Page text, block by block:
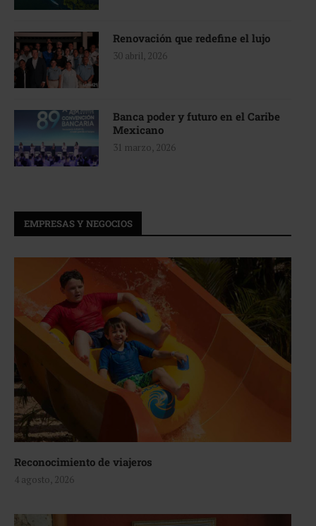
Renovación que redefine el lujo
30 abril, 2026
Banca poder y futuro en el Caribe
Mexicano
31 marzo, 2026
EMPRESAS Y NEGOCIOS
Reconocimiento de viajeros
4 agosto, 2026